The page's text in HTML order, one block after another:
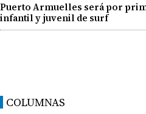
Puerto Armuelles será por
infantil y juvenil de surf
COLUMNAS